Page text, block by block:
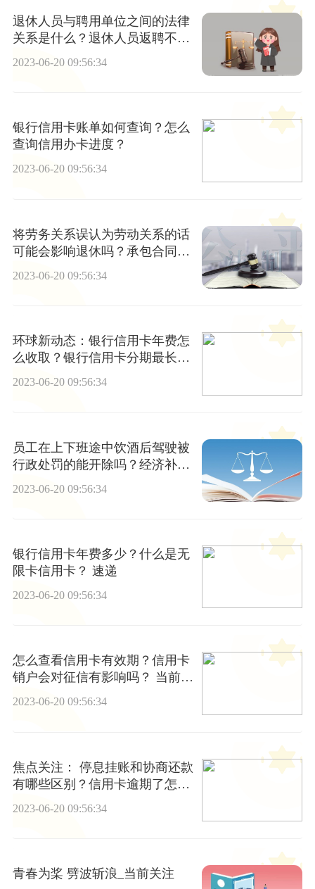
退休人员与聘用单位之间的法律
关系是什么？退休人员返聘不能
签订劳动合同吗？
2023-06-20 09:56:34
银行信用卡账单如何查询？怎么
查询信用办卡进度？
2023-06-20 09:56:34
将劳务关系误认为劳动关系的话
可能会影响退休吗？承包合同属
2023-06-20 09:56:34
环球新动态：银行信用卡年费怎
么收取？银行信用卡分期最长分
多久？
2023-06-20 09:56:34
员工在上下班途中饮酒后驾驶被
行政处罚的能开除吗？经济补偿
2023-06-20 09:56:34
银行信用卡年费多少？什么是无
限卡信用卡？ 速递
2023-06-20 09:56:34
怎么查看信用卡有效期？信用卡
销户会对征信有影响吗？ 当前消
息
2023-06-20 09:56:34
焦点关注： 停息挂账和协商还款
有哪些区别？信用卡逾期了怎么
2023-06-20 09:56:34
青春为桨 劈波斩浪_当前关注